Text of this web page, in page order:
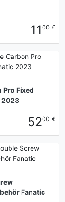
11 00 €
Pro Fixed
2023
5200 €
Fanatic